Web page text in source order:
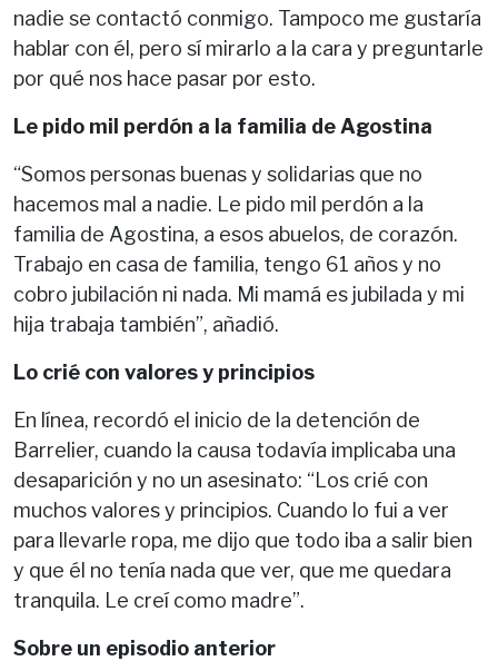
nadie se contactó conmigo. Tampoco me gustaría
hablar con él, pero sí mirarlo a la cara y preguntarle
por qué nos hace pasar por esto.
Le pido mil perdón a la familia de Agostina
“Somos personas buenas y solidarias que no
hacemos mal a nadie. Le pido mil perdón a la
familia de Agostina, a esos abuelos, de corazón.
Trabajo en casa de familia, tengo 61 años y no
cobro jubilación ni nada. Mi mamá es jubilada y mi
hija trabaja también”, añadió.
Lo crié con valores y principios
En línea, recordó el inicio de la detención de
Barrelier, cuando la causa todavía implicaba una
desaparición y no un asesinato: “Los crié con
muchos valores y principios. Cuando lo fui a ver
para llevarle ropa, me dijo que todo iba a salir bien
y que él no tenía nada que ver, que me quedara
tranquila. Le creí como madre”.
Sobre un episodio anterior